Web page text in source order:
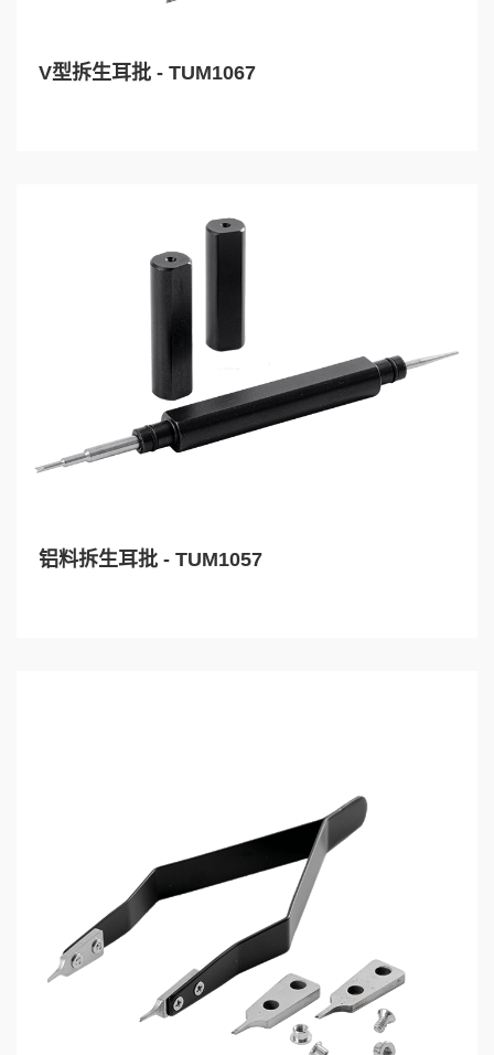
V型拆生耳批 - TUM1067
铝料拆生耳批 - TUM1057